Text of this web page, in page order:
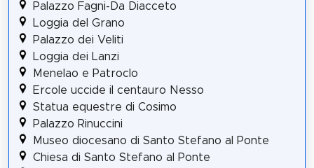
Palazzo Fagni-Da Diacceto
Loggia del Grano
Palazzo dei Veliti
Loggia dei Lanzi
Menelao e Patroclo
Ercole uccide il centauro Nesso
Statua equestre di Cosimo
Palazzo Rinuccini
Museo diocesano di Santo Stefano al Ponte
Chiesa di Santo Stefano al Ponte